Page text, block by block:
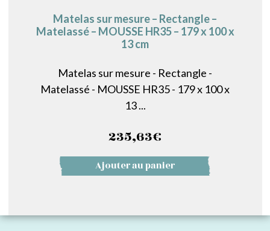
Matelas sur mesure – Rectangle –
Matelassé – MOUSSE HR35 – 179 x 100 x
13 cm
Matelas sur mesure - Rectangle -
Matelassé - MOUSSE HR35 - 179 x 100 x
13 ...
235,63€
Ajouter au panier